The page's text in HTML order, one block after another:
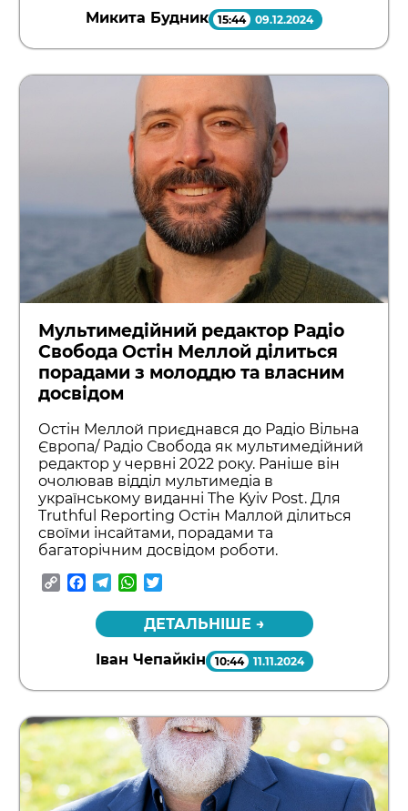
Микита Будник 15:44 09.12.2024
Мультимедійний редактор Радіо
Свобода Остін Меллой ділиться
порадами з молоддю та власним
досвідом
Остін Меллой приєднався до Радіо Вільна
Європа/ Радіо Свобода як мультимедійний
редактор у червні 2022 року. Раніше він
очолював відділ мультимедіа в
українському виданні The Kyiv Post. Для
Truthful Reporting Остін Маллой ділиться
своїми інсайтами, порадами та
багаторічним досвідом роботи.
CopyFacebook
TelegramWhatsApp
ДЕТАЛЬНІШЕ →
Іван Чепайкін 10:44 11.11.2024